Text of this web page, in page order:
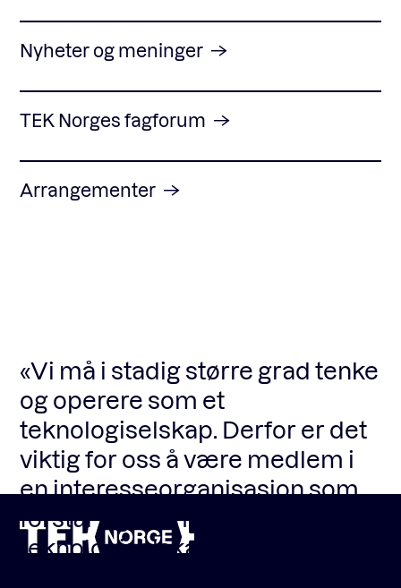
Nyheter og meninger
TEK Norges fagforum
Arrangementer
«Vi må i stadig større grad tenke
og operere som et
teknologiselskap. Derfor er det
viktig for oss å være medlem i
en interesseorganisasjon som
forstår og fremmer
teknologiselskapenes